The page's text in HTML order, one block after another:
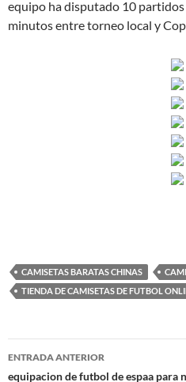
equipo ha disputado 10
minutos entre torneo local y
CAMISETAS BARATAS CHINAS
TIENDA DE CAMISETAS DE FUTBOL
Navegación
ENTRADA ANTERIOR
equipacion de futbol de espaa para